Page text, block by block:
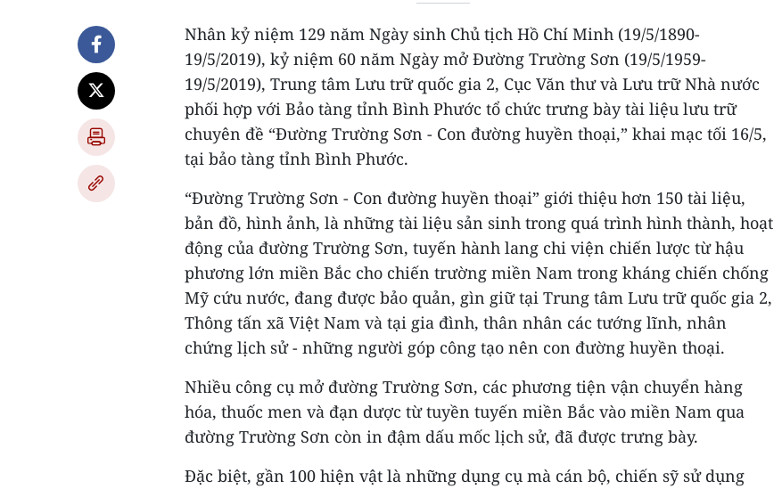
Nhân kỷ niệm 129 năm Ngày sinh Chủ tịch Hồ Chí Minh (19/5/1890-
19/5/2019), kỷ niệm 60 năm Ngày mở Đường Trường Sơn (19/5/1959-
19/5/2019), Trung tâm Lưu trữ quốc gia 2, Cục Văn thư và Lưu trữ Nhà nước
phối hợp với Bảo tàng tỉnh Bình Phước tổ chức trưng bày tài liệu lưu trữ
chuyên đề “Đường Trường Sơn - Con đường huyền thoại,” khai mạc tối 16/5,
tại bảo tàng tỉnh Bình Phước.
“Đường Trường Sơn - Con đường huyền thoại” giới thiệu hơn 150 tài liệu,
bản đồ, hình ảnh, là những tài liệu sản sinh trong quá trình hình thành, hoạt
động của đường Trường Sơn, tuyến hành lang chi viện chiến lược từ hậu
phương lớn miền Bắc cho chiến trường miền Nam trong kháng chiến chống
Mỹ cứu nước, đang được bảo quản, gìn giữ tại Trung tâm Lưu trữ quốc gia 2,
Thông tấn xã Việt Nam và tại gia đình, thân nhân các tướng lĩnh, nhân
chứng lịch sử - những người góp công tạo nên con đường huyền thoại.
Nhiều công cụ mở đường Trường Sơn, các phương tiện vận chuyển hàng
hóa, thuốc men và đạn dược từ tuyền tuyến miền Bắc vào miền Nam qua
đường Trường Sơn còn in đậm dấu mốc lịch sử, đã được trưng bày.
Đặc biệt, gần 100 hiện vật là những dụng cụ mà cán bộ, chiến sỹ sử dụng